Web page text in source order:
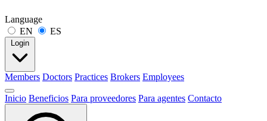
Language
EN
ES
Login
Members Doctors Practices Brokers Employees
Inicio Beneficios Para proveedores Para agentes Contacto